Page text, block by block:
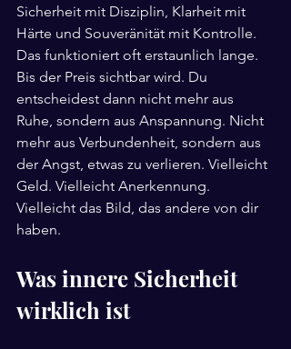
Sicherheit mit Disziplin, Klarheit mit
Härte und Souveränität mit Kontrolle.
Das funktioniert oft erstaunlich lange.
Bis der Preis sichtbar wird. Du
entscheidest dann nicht mehr aus
Ruhe, sondern aus Anspannung. Nicht
mehr aus Verbundenheit, sondern aus
der Angst, etwas zu verlieren. Vielleicht
Geld. Vielleicht Anerkennung.
Vielleicht das Bild, das andere von dir
haben.
Was innere Sicherheit
wirklich ist